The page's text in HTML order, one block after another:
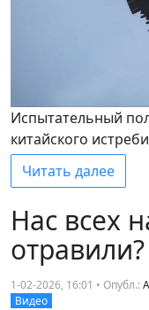
Испытательный
китайского
Читать далее
Нас всех
отравили?
1-02-2026, 16:01 • Опубл.:
Видео